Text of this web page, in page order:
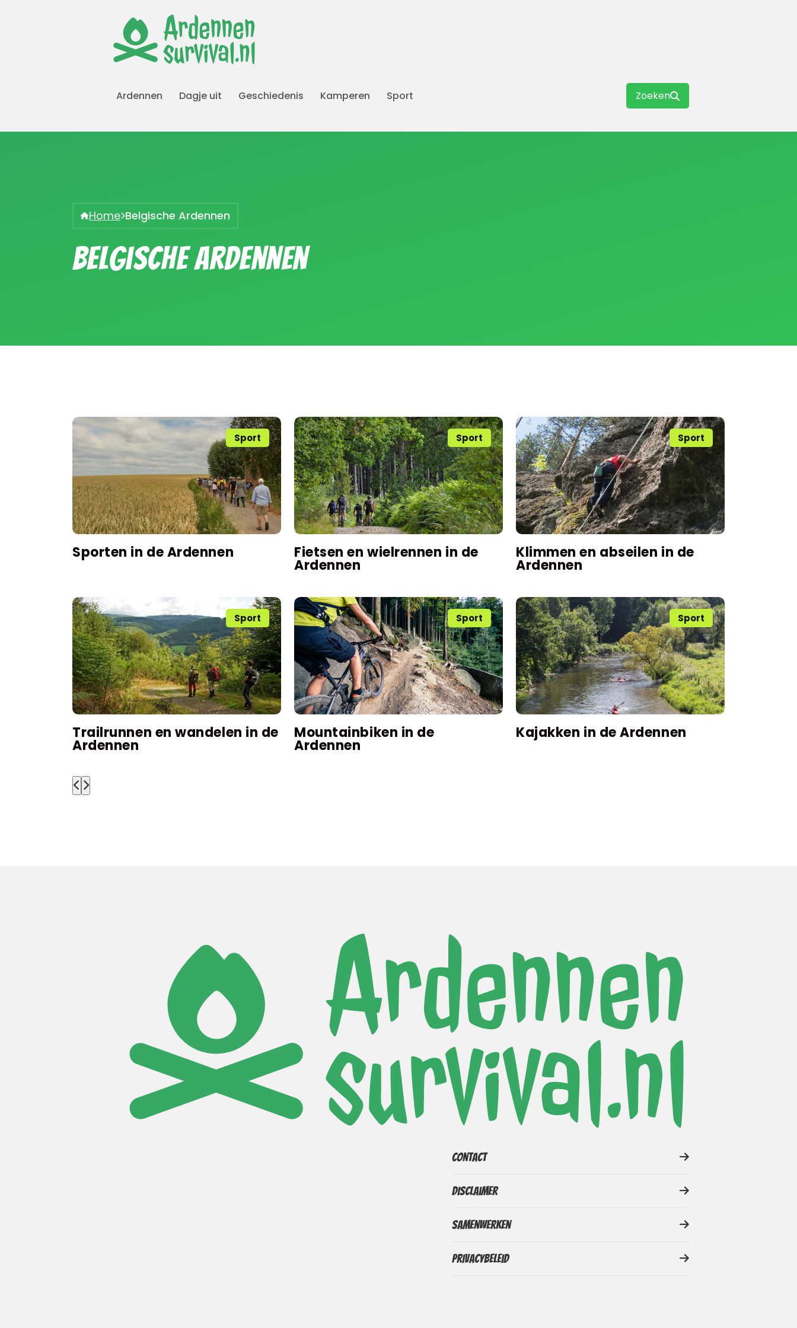
Ardennen Dagje uit Geschiedenis Kamperen Sport Zoeken
Home Belgische Ardennen
Belgische Ardennen
Sport
Sporten in de Ardennen
Sport
Fietsen en wielrennen in de
Ardennen
Sport
Klimmen en abseilen in de
Ardennen
Sport
Trailrunnen en wandelen in de
Ardennen
Sport
Mountainbiken in de
Ardennen
Sport
Kajakken in de Ardennen
Contact
Disclaimer
Samenwerken
Privacybeleid